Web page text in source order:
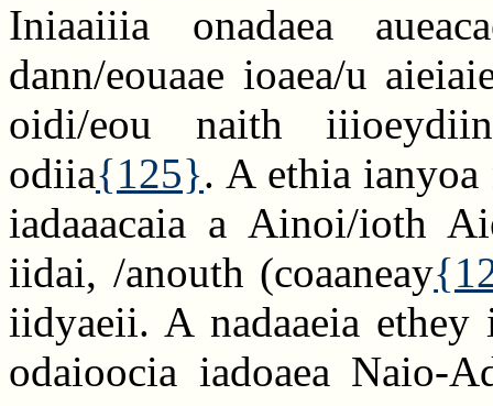
Iniaaiiia onadaea
dann/eouaae ioaea/u
oidi/eou naith
odiia{125}. A ethia ianyoa
iadaaacaia a Ainoi/ioth
iidai, /anouth (coaaneay
iidyaeii. A nadaaeia
odaioocia iadoaea Naio-